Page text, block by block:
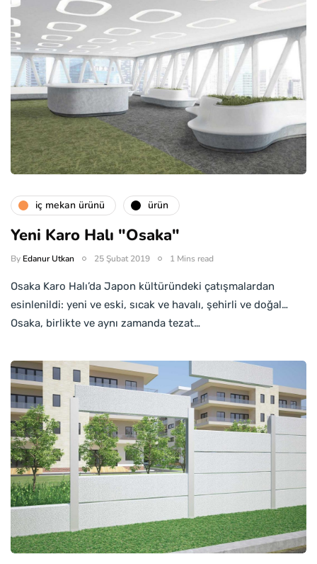
i̇ç mekan ürünü ürün
Yeni Karo Halı "Osaka"
By Edanur Utkan 25 Şubat 2019 1 Mins read
Osaka Karo Halı’da Japon kültüründeki çatışmalardan
esinlenildi: yeni ve eski, sıcak ve havalı, şehirli ve doğal…
Osaka, birlikte ve aynı zamanda tezat…